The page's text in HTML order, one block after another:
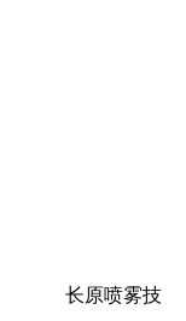
长原喷雾技